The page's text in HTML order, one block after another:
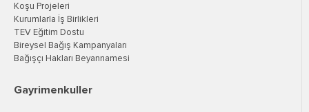
Koşu Projeleri
Kurumlarla İş Birlikleri
TEV Eğitim Dostu
Bireysel Bağış Kampanyaları
Bağışçı Hakları Beyannamesi
Gayrimenkuller